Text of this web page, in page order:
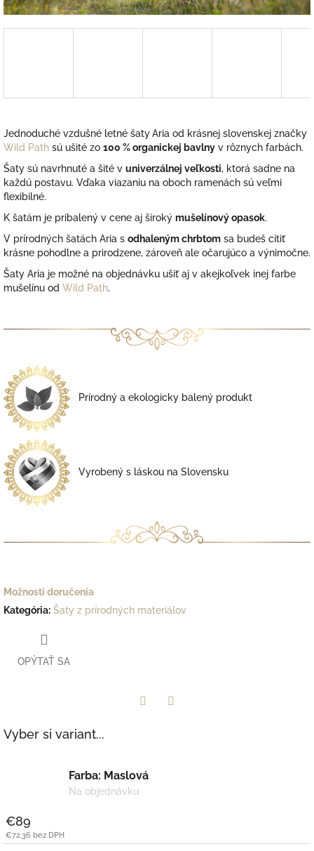
Jednoduché vzdušné letné šatyAria od krásnej slovenskej značky
Wild Path sú ušité zo 100 %organickej bavlny v rôznych farbách.
Šaty sú navrhnuté a šité v univerzálnej veľkosti, ktorá sadne na
každú postavu. Vďaka viazaniu na oboch ramenách sú veľmi
flexibilné.
K šatám je pribalený v cene aj široký mušelínový opasok.
V prírodných šatách Aria s odhaleným chrbtom sa budeš cítiť
krásne pohodlne a prirodzene, zároveň ale očarujúco a výnimočne.
Šaty Aria je možné na objednávku ušiť aj v akejkoľvek inej farbe
mušelínu od Wild Path.
Prírodný a ekologicky balený produkt
Vyrobený s láskou na Slovensku
Možnosti doručenia
Kategória: Šaty z prírodných materiálov
OPÝTAŤ SA
Vyber si variant...
Farba: Maslová
Na objednávku
€89
€72,36 bez DPH